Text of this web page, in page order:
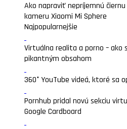
Ako napraviť nepríjemnú
kameru Xiaomi Mi Sphere
Najpopularnejšie
Virtuálna realita a porno – ako
pikantným obsahom
360° YouTube videá, ktoré sa
Pornhub pridal novú sekciu
Google Cardboard